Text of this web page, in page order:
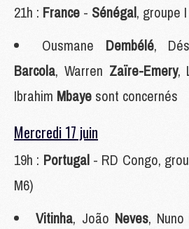
21h : France - Sénégal, groupe
Ousmane Dembélé,
Barcola, Warren Zaïre-Emery,
Ibrahim Mbaye sont concernés
Mercredi 17 juin
19h : Portugal - RD Congo,
M6)
Vitinha, João Neves, Nuno